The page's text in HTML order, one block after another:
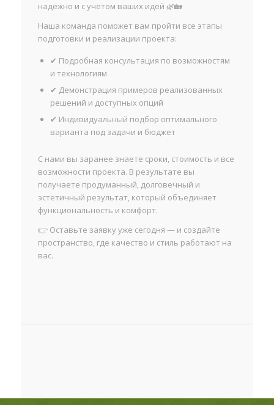
надёжно и с учётом ваших идей 🌿🏡
Наша команда поможет вам пройти все этапы
подготовки и реализации проекта:
✔ Подробная консультация по возможностям
и технологиям
✔ Демонстрация примеров реализованных
решений и доступных опций
✔ Индивидуальный подбор оптимального
варианта под задачи и бюджет
С нами вы заранее знаете сроки, стоимость и все
возможности проекта. В результате вы
получаете продуманный, долговечный и
эстетичный результат, который объединяет
функциональность и комфорт.
👉 Оставьте заявку уже сегодня — и создайте
пространство, где качество и стиль работают на
вас.